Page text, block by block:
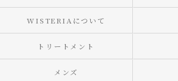
WISTERIAについて
トリートメント
メンズ